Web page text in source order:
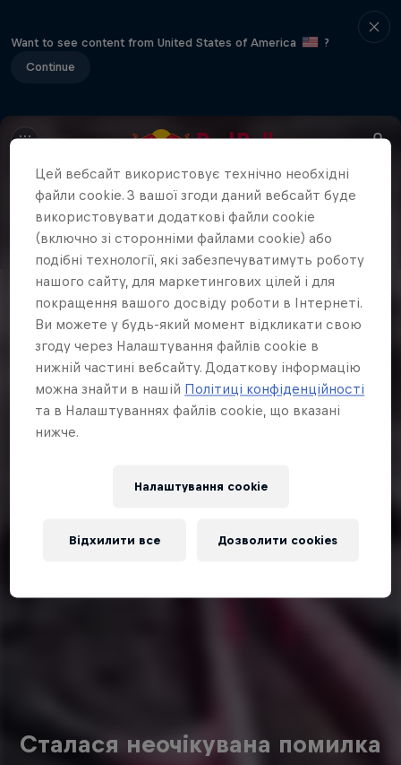
Want to see content from United States of America
?
Continue
Сталася неочікувана помилка
Цей вебсайт використовує технічно необхідні
файли cookie. З вашої згоди даний вебсайт буде
використовувати додаткові файли cookie
(включно зі сторонніми файлами cookie) або
подібні технології, які забезпечуватимуть роботу
нашого сайту, для маркетингових цілей і для
покращення вашого досвіду роботи в Інтернеті.
Ви можете у будь-який момент відкликати свою
згоду через Налаштування файлів cookie в
нижній частині вебсайту. Додаткову інформацію
можна знайти в нашій Політиці конфіденційності
та в Налаштуваннях файлів cookie, що вказані
нижче.
Налаштування cookie
Відхилити все Дозволити cookies